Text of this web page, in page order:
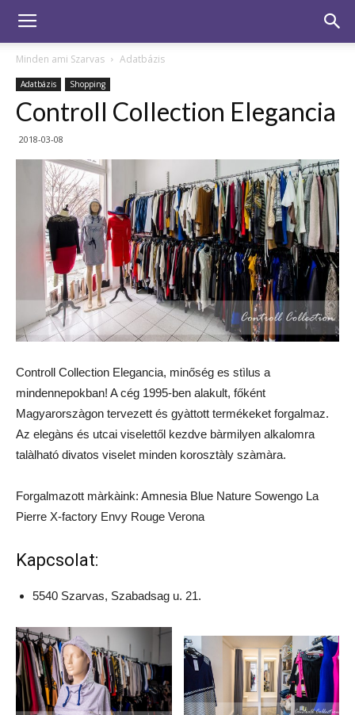
Minden ami Szarvas Adatbázis
Adatbázis Shopping
Controll Collection Elegancia
2018-03-08
Controll Collection Elegancia, minőség es stìlus a
mindennepokban! A cég 1995-ben alakult, főként
Magyarorszàgon tervezett és gyàttott termékeket forgalmaz.
Az elegàns és utcai viselettől kezdve bàrmilyen alkalomra
talàlható divatos viselet minden korosztàly szàmàra.
Forgalmazott màrkàink: Amnesia Blue Nature Sowengo La
Pierre X-factory Envy Rouge Verona
Kapcsolat:
5540 Szarvas, Szabadsag u. 21.